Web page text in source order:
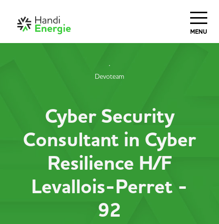
MENU
Devoteam
Cyber Security
Consultant in Cyber
Resilience H/F
Levallois-Perret -
92